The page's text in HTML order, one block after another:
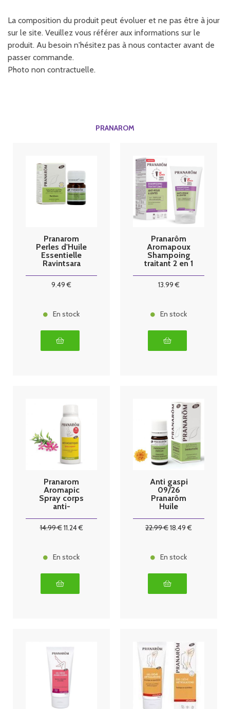
La composition du produit peut évoluer et ne pas être à jour
sur le site. Veuillez vous référer aux informations sur le
produit. Au besoin n'hésitez pas à nous contacter avant de
passer commande.
Photo non contractuelle.
PRANAROM
Pranarom
Perles d'Huile
Essentielle
Ravintsara
9.49 €
En stock
Pranarôm
Aromapoux
Shampoing
traitant 2 en 1
13.99€
En stock
Pranarom
Aromapic
Spray corps
anti-
14.99€11.24€
En stock
Anti gaspi
09/26
Pranarôm
Huile
Hélichryse
22.99€18.49 €
En stock